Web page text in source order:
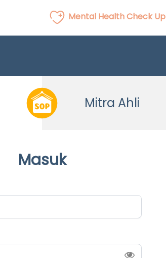
Mental Health Check Up
Mitra Ahli
Masuk